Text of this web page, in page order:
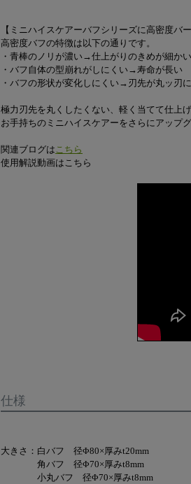
【ミニハイスケアーバフシリーズに高密度バ
高密度バフの特徴は以下の通りです。
・青棒のノリが濃い→仕上がりのきめが細かい
・バフ自体の型崩れがしにくい→寿命が長い
・バフの形状が変化しにくい→刃先が丸ッ刃
極力刃先を丸くしたくない、軽く当てて仕上げ
お手持ちのミニハイスケアーをさらにアップ
関連ブログは こちら
使用解説動画はこちら
仕様
大きさ：白バフ 径Φ80×厚みt20mm
角バフ 径Φ70×厚みt8mm
小丸バフ 径Φ70×厚みt8mm